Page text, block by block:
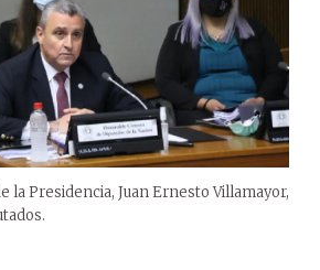
la Presidencia, Juan Ernesto Villamayor,